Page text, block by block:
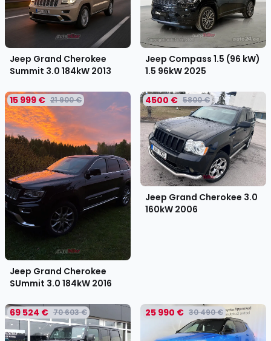
Jeep Grand Cherokee
Summit 3.0 184kW 2013
Jeep Compass 1.5 (96 kW)
1.5 96kW 2025
15 999 € 21 900 €
Jeep Grand Cherokee
SUmmit 3.0 184kW 2016
4500 € 5800 €
Jeep Grand Cherokee 3.0
160kW 2006
69 524 € 70 603 € 25 990 € 30 490 €